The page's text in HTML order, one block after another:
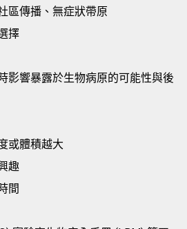
區傳播、無症狀帶原
擇
影響暴露於生物病原的可能性與後
或體積越大
趣
間